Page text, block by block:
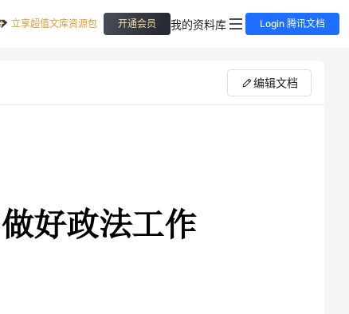
立享超值文库资源包 开通会员 我的资料库 Login 腾讯文档
编辑文档